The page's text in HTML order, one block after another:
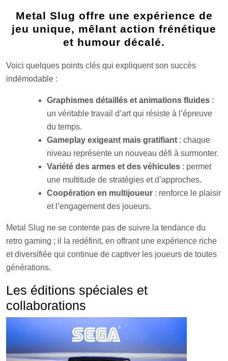
Metal Slug offre une expérience de
jeu unique, mêlant action frénétique
et humour décalé.
Voici quelques points clés qui expliquent son succès
indémodable :
Graphismes détaillés et animations fluides :
un véritable travail d’art qui résiste à l’épreuve
du temps.
Gameplay exigeant mais gratifiant : chaque
niveau représente un nouveau défi à surmonter.
Variété des armes et des véhicules : permet
une multitude de stratégies et d’approches.
Coopération en multijoueur : renforce le plaisir
et l’engagement des joueurs.
Metal Slug ne se contente pas de suivre la tendance du
retro gaming ; il la redéfinit, en offrant une expérience riche
et diversifiée qui continue de captiver les joueurs de toutes
générations.
Les éditions spéciales et
collaborations